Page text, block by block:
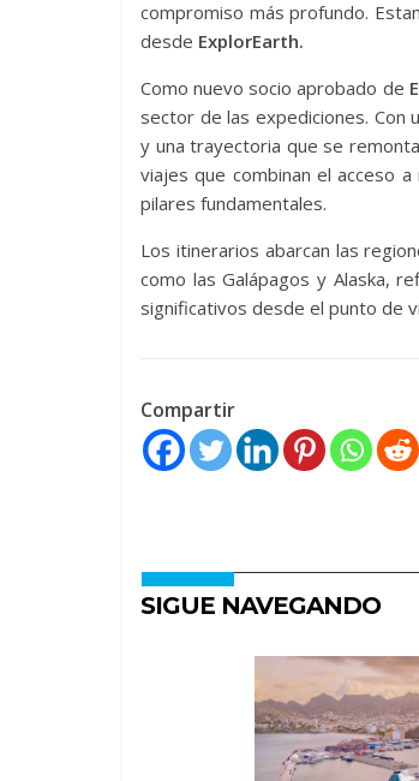
compromiso más profundo.
desde ExplorEarth.
Como nuevo socio aprobado de
sector de las expediciones. Con
y una trayectoria que se
viajes que combinan el acceso
pilares fundamentales.
Los itinerarios abarcan las
como las Galápagos y Alaska,
significativos desde el punto de
Compartir
SIGUE NAVEGANDO